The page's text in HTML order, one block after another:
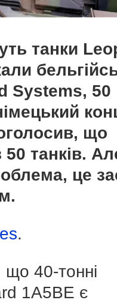
танки
Systems, 50
що
50 танків.
це
.
40-тонні
1A5BE є